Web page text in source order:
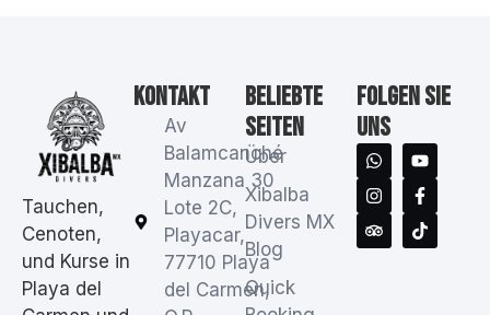
Tauchen,
Cenoten,
und Kurse in
Playa del
Kontakt
Av
Balamcanché
Manzana 30
Lote 2C,
Playacar,
77710 Playa
del Carmen,
Beliebte
Seiten
Über
Xibalba
Divers MX
Blog
Quick
Folgen Sie
uns